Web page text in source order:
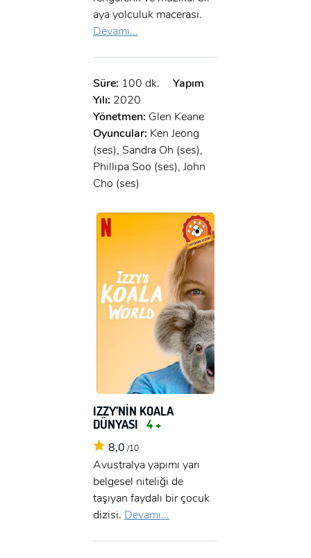
aya yolculuk macerası.
Devamı...
Süre: 100 dk.
Yapım
Yılı: 2020
Yönetmen: Glen Keane
Oyuncular: Ken Jeong
(ses), Sandra Oh (ses),
Phillipa Soo (ses), John
Cho (ses)
IZZY’NİN KOALA
DÜNYASI 4 +
8,0 /10
Avustralya yapımı yarı
belgesel niteliği de
taşıyan faydalı bir çocuk
dizisi. Devamı...